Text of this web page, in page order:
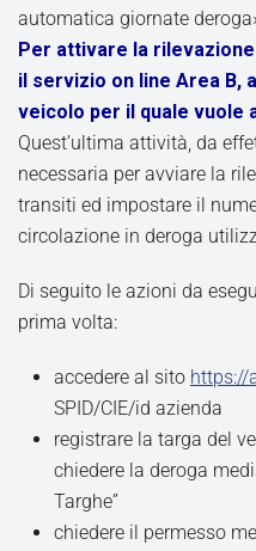
automatica giornate
Per attivare la
il servizio on line Area B,
veicolo per il quale vuole
Quest’ultima attività, da
necessaria per avviare la
transiti ed impostare il
circolazione in deroga
Di seguito le azioni da
prima volta:
accedere al sito https://
SPID/CIE/id azienda
registrare la targa del
chiedere la deroga
Targhe”
chiedere il permesso